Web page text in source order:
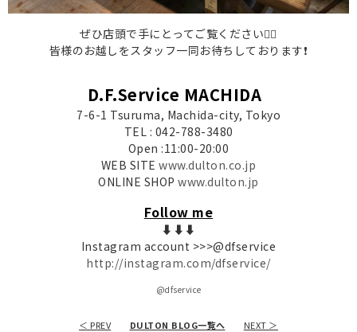
ぜひ店頭で手にとってご覧ください🙋‍♀️
皆様のお越しをスタッフ一同お待ちしております❗️
D.F.Service MACHIDA
7-6-1 Tsuruma, Machida-city, Tokyo
TEL : 042-788-3480
Open :11:00-20:00
WEB SITEwww.dulton.co.jp
ONLINE SHOP www.dulton.jp
Follow me
⬇︎⬇︎⬇︎
Instagram account >>>@dfservice
http://instagram.com/dfservice/
@dfservice
＜ PREV DULTON BLOG一覧へ NEXT ＞